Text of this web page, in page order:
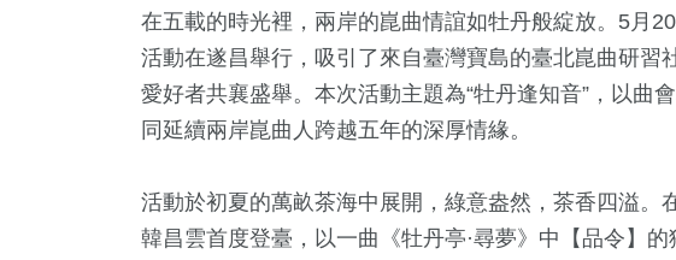
在五載的時光裡，兩岸的崑曲情誼如牡丹般綻放。5月
活動在遂昌舉行，吸引了來自臺灣寶島的臺北崑曲研習
愛好者共襄盛舉。本次活動主題為“牡丹逢知音”，以曲
同延續兩岸崑曲人跨越五年的深厚情緣。
活動於初夏的萬畝茶海中展開，綠意盎然，茶香四溢。
韓昌雲首度登臺，以一曲《牡丹亭·尋夢》中【品令】